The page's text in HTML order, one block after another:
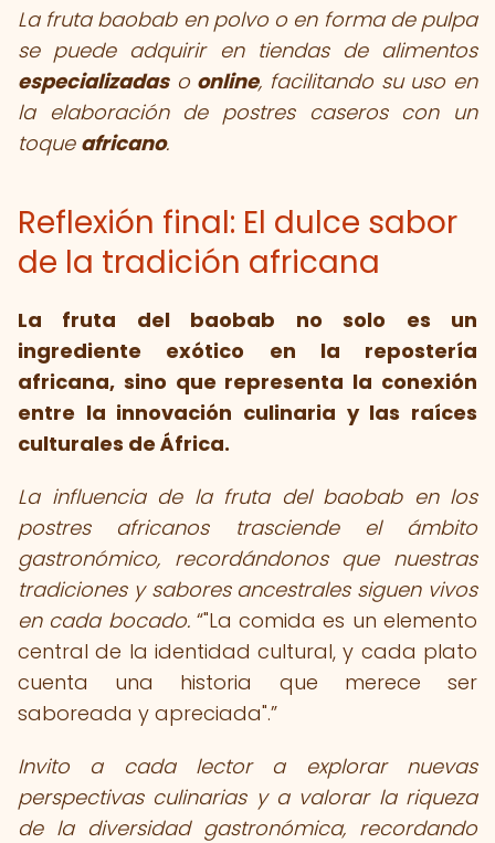
La fruta baobab en polvo o en forma de pulpa
se puede adquirir en tiendas de alimentos
especializadaso online, facilitando su uso en
la elaboración de postres caseros con un
toque africano.
Reflexión final: El dulce sabor
de la tradición africana
La fruta del baobab no solo es un
ingrediente exótico en la repostería
africana, sino que representa la conexión
entre la innovación culinaria y las raíces
culturales de África.
La influencia de la fruta del baobab en los
postres africanos trasciende el ámbito
gastronómico, recordándonos que nuestras
tradiciones y sabores ancestrales siguen vivos
en cada bocado. "La comida es un elemento
central de la identidad cultural, y cada plato
cuenta una historia que merece ser
saboreada y apreciada".
Invito a cada lector a explorar nuevas
perspectivas culinarias y a valorar la riqueza
de la diversidad gastronómica, recordando